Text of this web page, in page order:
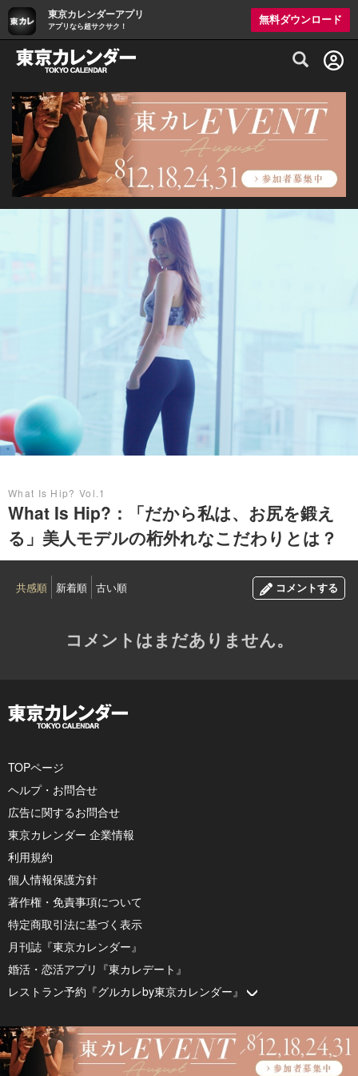
東京カレンダーアプリ
アプリなら超サクサク！
無料ダウンロード
グルメ情報・プレミアムレストラン予約
What Is Hip? Vol.1
What Is Hip?：「だから私は、お尻を鍛え
る」美人モデルの桁外れなこだわりとは？
共感順 新着順 古い順 コメントする
コメントはまだありません。
TOPページ
ヘルプ・お問合せ
広告に関するお問合せ
東京カレンダー 企業情報
利用規約
個人情報保護方針
著作権・免責事項について
特定商取引法に基づく表示
月刊誌『東京カレンダー』
婚活・恋活アプリ『東カレデート』
レストラン予約『グルカレby東京カレンダー』
© 2026 by Tokyo Calendar, Inc.